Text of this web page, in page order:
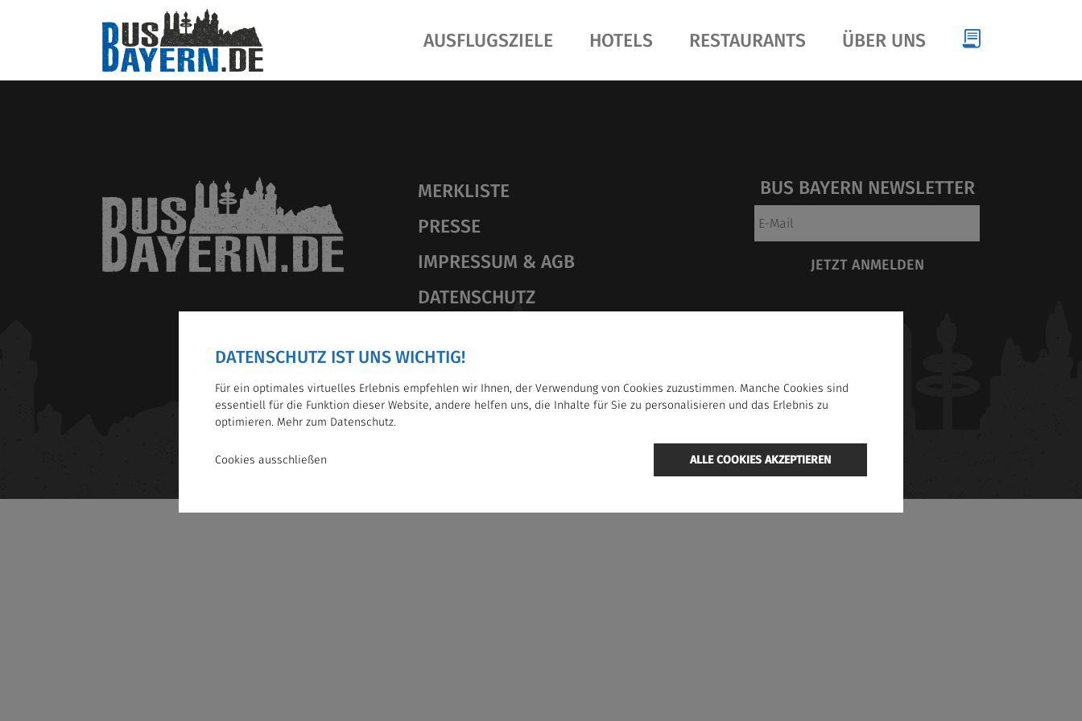
AUSFLUGSZIELE HOTELS RESTAURANTS ÜBER UNS
MERKLISTE
PRESSE
IMPRESSUM & AGB
DATENSCHUTZ
BUS BAYERN NEWSLETTER
DATENSCHUTZ IST UNS WICHTIG!
Für ein optimales virtuelles Erlebnis empfehlen wir Ihnen, der Verwendung von Cookies zuzustimmen. Manche Cookies sind
essentiell für die Funktion dieser Website, andere helfen uns, die Inhalte für Sie zu personalisieren und das Erlebnis zu
optimieren. Mehr zum Datenschutz.
ALLE COOKIES AKZEPTIEREN
Cookies ausschließen